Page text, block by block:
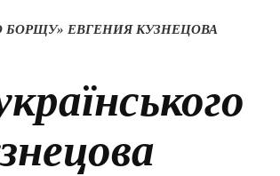
БОРЩУ» ЕВГЕНИЯ КУЗНЕЦОВА